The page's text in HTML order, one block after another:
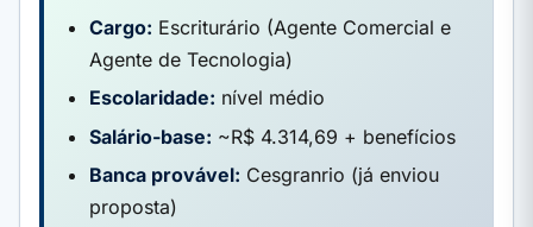
Cargo: Escriturário (Agente Comercial e
Agente de Tecnologia)
Escolaridade: nível médio
Salário-base: ~R$ 4.314,69 + benefícios
Banca provável: Cesgranrio (já enviou
proposta)